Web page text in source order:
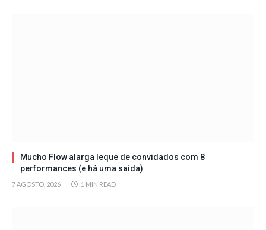
Mucho Flow alarga leque de convidados com 8
performances (e há uma saída)
7 AGOSTO, 2026 1 MIN READ